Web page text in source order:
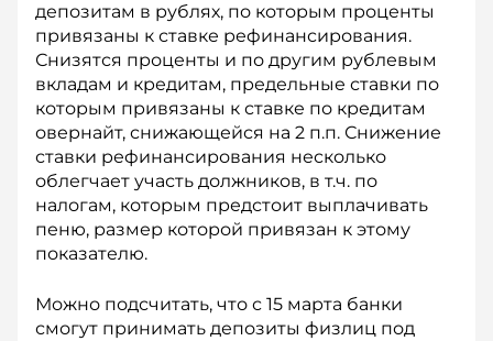
депозитам в рублях, по которым проценты
привязаны к ставке рефинансирования.
Снизятся проценты и по другим рублевым
вкладам и кредитам, предельные ставки по
которым привязаны к ставке по кредитам
овернайт, снижающейся на 2 п.п. Снижение
ставки рефинансирования несколько
облегчает участь дол­ж­ников, в т.ч. по
налогам, которым пред­стоит выплачивать
пеню, размер которой привязан к этому
показателю.
Можно подсчитать, что с 15 марта банки
смогут принимать депозиты физ­лиц под